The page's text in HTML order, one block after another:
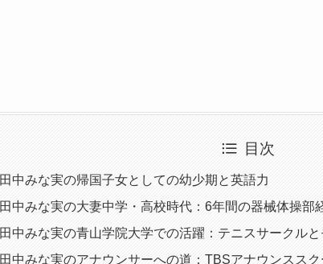
目次
田中みな実の帰国子女としての幼少期と英語力
田中みな実の大妻中学・高校時代：6年間の器械体操部
田中みな実の青山学院大学での活躍：テニスサークル
田中みな実のアナウンサーへの道：TBSアナウンスス